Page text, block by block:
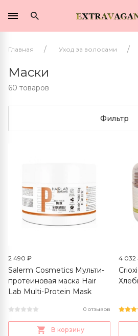
Главная Уход за волосами
Маски
60 товаров
Фильтр
2 490 ₽
Salerm Cosmetics Мульти-
протеиновая маска Hair
Lab Multi-Protein Mask
0 отзывов
В корзину
4 032